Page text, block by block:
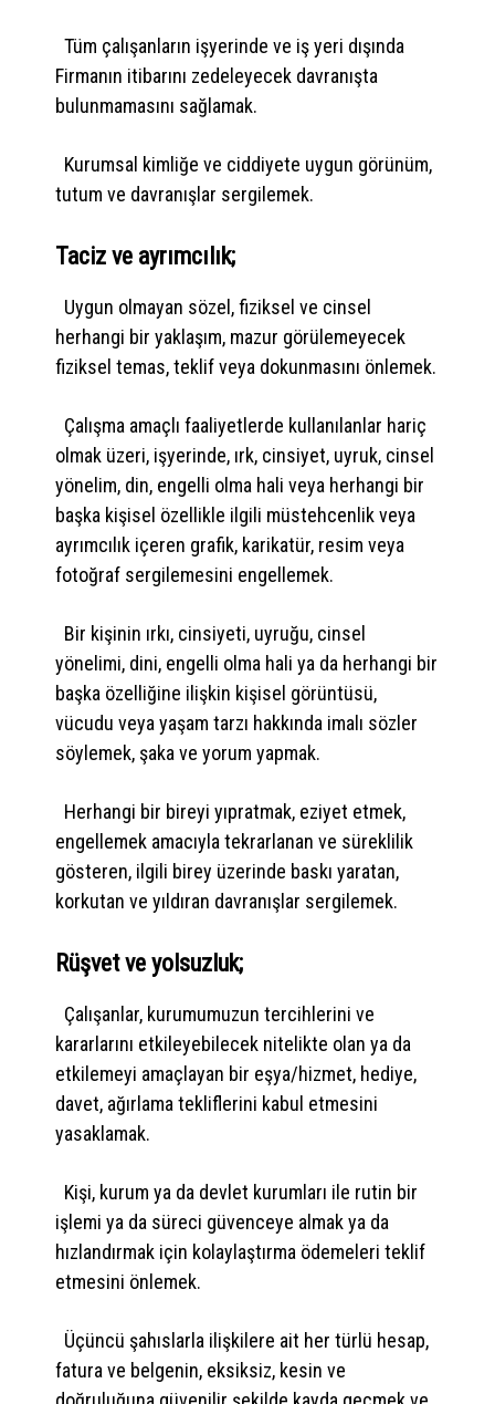
Tüm çalışanların işyerinde ve iş yeri dışında
Firmanın itibarını zedeleyecek davranışta
bulunmamasını sağlamak.
Kurumsal kimliğe ve ciddiyete uygun görünüm,
tutum ve davranışlar sergilemek.
Taciz ve ayrımcılık;
Uygun olmayan sözel, fiziksel ve cinsel
herhangi bir yaklaşım, mazur görülemeyecek
fiziksel temas, teklif veya dokunmasını önlemek.
Çalışma amaçlı faaliyetlerde kullanılanlar hariç
olmak üzeri, işyerinde, ırk, cinsiyet, uyruk, cinsel
yönelim, din, engelli olma hali veya herhangi bir
başka kişisel özellikle ilgili müstehcenlik veya
ayrımcılık içeren grafik, karikatür, resim veya
fotoğraf sergilemesini engellemek.
Bir kişinin ırkı, cinsiyeti, uyruğu, cinsel
yönelimi, dini, engelli olma hali ya da herhangi bir
başka özelliğine ilişkin kişisel görüntüsü,
vücudu veya yaşam tarzı hakkında imalı sözler
söylemek, şaka ve yorum yapmak.
Herhangi bir bireyi yıpratmak, eziyet etmek,
engellemek amacıyla tekrarlanan ve süreklilik
gösteren, ilgili birey üzerinde baskı yaratan,
korkutan ve yıldıran davranışlar sergilemek.
Rüşvet ve yolsuzluk;
Çalışanlar, kurumumuzun tercihlerini ve
kararlarını etkileyebilecek nitelikte olan ya da
etkilemeyi amaçlayan bir eşya/hizmet, hediye,
davet, ağırlama tekliflerini kabul etmesini
yasaklamak.
Kişi, kurum ya da devlet kurumları ile rutin bir
işlemi ya da süreci güvenceye almak ya da
hızlandırmak için kolaylaştırma ödemeleri teklif
etmesini önlemek.
Üçüncü şahıslarla ilişkilere ait her türlü hesap,
fatura ve belgenin, eksiksiz, kesin ve